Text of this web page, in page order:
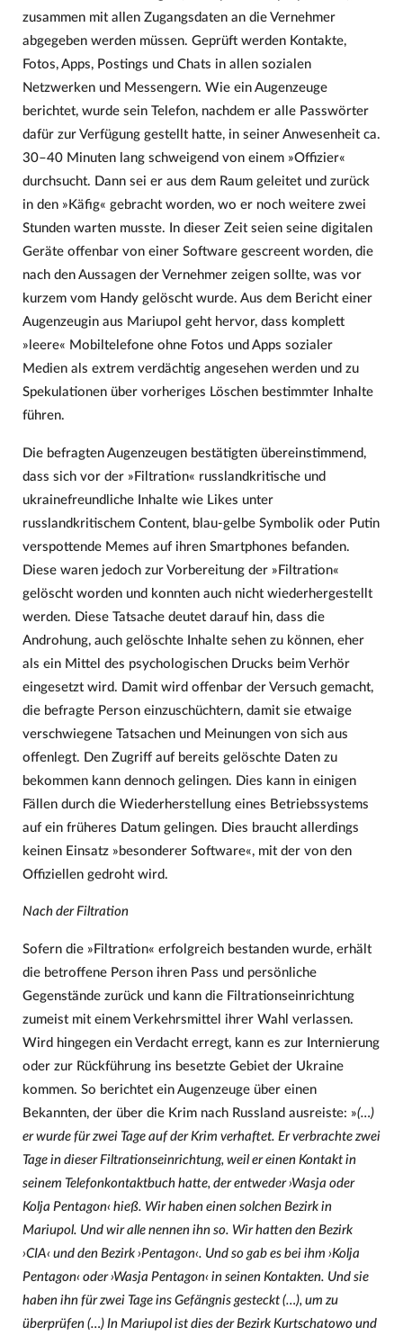
zusammen mit allen Zugangsdaten an die Vernehmer
abgegeben werden müssen. Geprüft werden Kontakte,
Fotos, Apps, Postings und Chats in allen sozialen
Netzwerken und Messengern. Wie ein Augenzeuge
berichtet, wurde sein Telefon, nachdem er alle Passwörter
dafür zur Verfügung gestellt hatte, in seiner Anwesenheit ca.
30–40 Minuten lang schweigend von einem »Offizier«
durchsucht. Dann sei er aus dem Raum geleitet und zurück
in den »Käfig« gebracht worden, wo er noch weitere zwei
Stunden warten musste. In dieser Zeit seien seine digitalen
Geräte offenbar von einer Software gescreent worden, die
nach den Aussagen der Vernehmer zeigen sollte, was vor
kurzem vom Handy gelöscht wurde. Aus dem Bericht einer
Augenzeugin aus Mariupol geht hervor, dass komplett
»leere« Mobiltelefone ohne Fotos und Apps sozialer
Medien als extrem verdächtig angesehen werden und zu
Spekulationen über vorheriges Löschen bestimmter Inhalte
führen.
Die befragten Augenzeugen bestätigten übereinstimmend,
dass sich vor der »Filtration« russlandkritische und
ukrainefreundliche Inhalte wie Likes unter
russlandkritischem Content, blau-gelbe Symbolik oder Putin
verspottende Memes auf ihren Smartphones befanden.
Diese waren jedoch zur Vorbereitung der »Filtration«
gelöscht worden und konnten auch nicht wiederhergestellt
werden. Diese Tatsache deutet darauf hin, dass die
Androhung, auch gelöschte Inhalte sehen zu können, eher
als ein Mittel des psychologischen Drucks beim Verhör
eingesetzt wird. Damit wird offenbar der Versuch gemacht,
die befragte Person einzuschüchtern, damit sie etwaige
verschwiegene Tatsachen und Meinungen von sich aus
offenlegt. Den Zugriff auf bereits gelöschte Daten zu
bekommen kann dennoch gelingen. Dies kann in einigen
Fällen durch die Wiederherstellung eines Betriebssystems
auf ein früheres Datum gelingen. Dies braucht allerdings
keinen Einsatz »besonderer Software«, mit der von den
Offiziellen gedroht wird.
Nach der Filtration
Sofern die »Filtration« erfolgreich bestanden wurde, erhält
die betroffene Person ihren Pass und persönliche
Gegenstände zurück und kann die Filtrationseinrichtung
zumeist mit einem Verkehrsmittel ihrer Wahl verlassen.
Wird hingegen ein Verdacht erregt, kann es zur Internierung
oder zur Rückführung ins besetzte Gebiet der Ukraine
kommen. So berichtet ein Augenzeuge über einen
Bekannten, der über die Krim nach Russland ausreiste: »(…)
er wurde für zwei Tage auf der Krim verhaftet. Er verbrachte zwei
Tage in dieser Filtrationseinrichtung, weil er einen Kontakt in
seinem Telefonkontaktbuch hatte, der entweder ›Wasja oder
Kolja Pentagon‹ hieß. Wir haben einen solchen Bezirk in
Mariupol. Und wir alle nennen ihn so. Wir hatten den Bezirk
›CIA‹ und den Bezirk ›Pentagon‹. Und so gab es bei ihm ›Kolja
Pentagon‹ oder ›Wasja Pentagon‹ in seinen Kontakten. Und sie
haben ihn für zwei Tage ins Gefängnis gesteckt (…), um zu
überprüfen (…) In Mariupol ist dies der Bezirk Kurtschatowo und